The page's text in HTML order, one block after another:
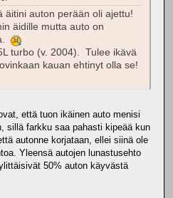
äitini auton perään oli ajettu!
äidille mutta auto on
turbo (v. 2004). Tulee ikävä
kauan ehtinyt olla se!
että tuon ikäinen auto menisi
sillä farkku saa pahasti kipeää kun
autonne korjataan, ellei siinä ole
Yleensä autojen lunastusehto
50% auton käyvästä